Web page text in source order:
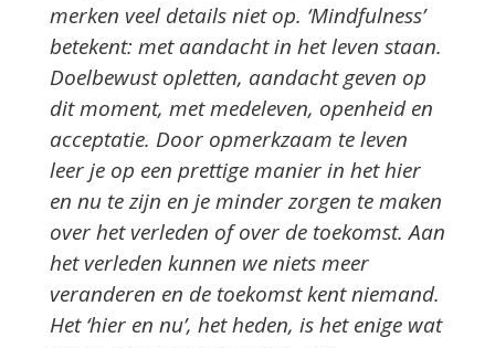
merken veel details niet op. ‘Mindfulness’
betekent: met aandacht in het leven staan.
Doelbewust opletten, aandacht geven op
dit moment, met medeleven, openheid en
acceptatie. Door opmerkzaam te leven
leer je op een prettige manier in het hier
en nu te zijn en je minder zorgen te maken
over het verleden of over de toekomst. Aan
het verleden kunnen we niets meer
veranderen en de toekomst kent niemand.
Het ‘hier en nu’, het heden, is het enige wat